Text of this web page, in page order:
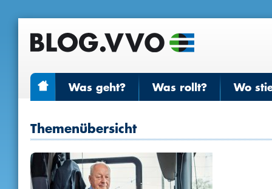
Was geht? Was rollt? Wo
Themenübersicht